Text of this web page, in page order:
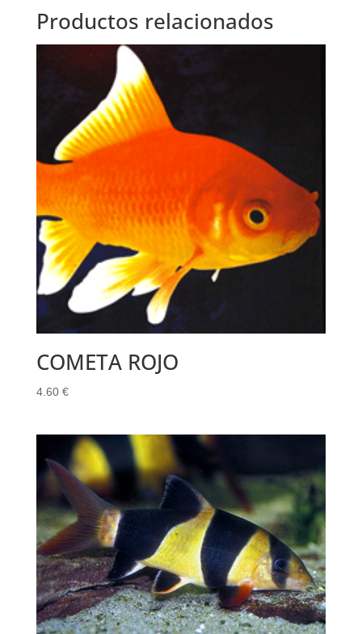
Productos relacionados
COMETA ROJO
4.60 €